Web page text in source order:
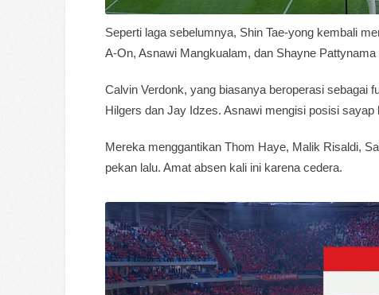
Seperti laga sebelumnya, Shin Tae-yong kembali
A-On, Asnawi Mangkualam, dan Shayne
Calvin Verdonk, yang biasanya beroperasi sebagai
Hilgers dan Jay Idzes. Asnawi mengisi posisi
Mereka menggantikan Thom Haye, Malik Risaldi,
pekan lalu. Amat absen kali ini karena cedera.